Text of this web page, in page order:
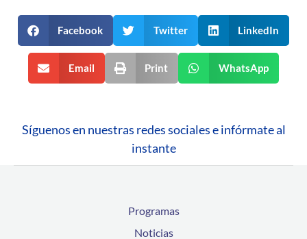
Facebook Twitter LinkedIn
Email Print WhatsApp
Síguenos en nuestras redes sociales e infórmate al
instante
Programas
Noticias